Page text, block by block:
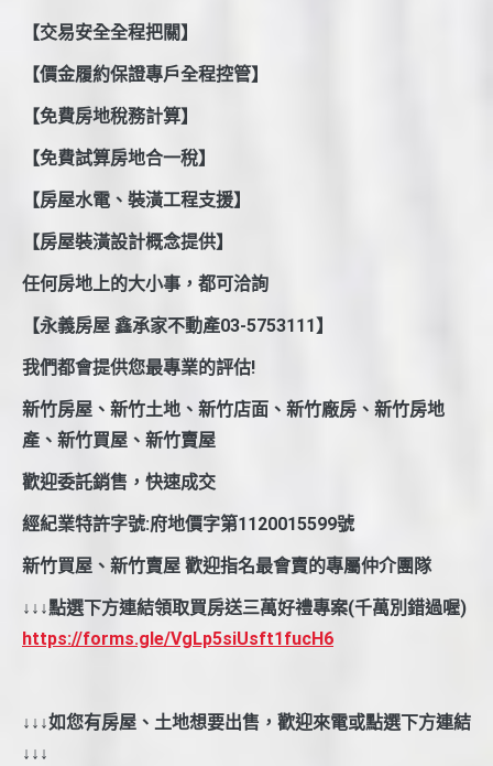
【交易安全全程把關】
【價金履約保證專戶全程控管】
【免費房地稅務計算】
【免費試算房地合一稅】
【房屋水電、裝潢工程支援】
【房屋裝潢設計概念提供】
任何房地上的大小事，都可洽詢
【永義房屋 鑫承家不動產03-5753111】
我們都會提供您最專業的評估!
新竹房屋、新竹土地、新竹店面、新竹廠房、新竹房地
產、新竹買屋、新竹賣屋
歡迎委託銷售，快速成交
經紀業特許字號:府地價字第1120015599號
新竹買屋、新竹賣屋 歡迎指名最會賣的專屬仲介團隊
↓↓↓點選下方連結領取買房送三萬好禮專案(千萬別錯過喔)
https://forms.gle/VgLp5siUsft1fucH6
↓↓↓如您有房屋、土地想要出售，歡迎來電或點選下方連結
↓↓↓